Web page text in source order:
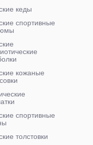
кеды
спортивные
кожаные
спортивные
толстовки